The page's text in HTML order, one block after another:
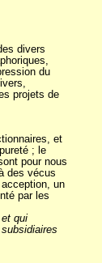
divers
du
projets de
et
; le
pour nous
des vécus
un
par les
qui